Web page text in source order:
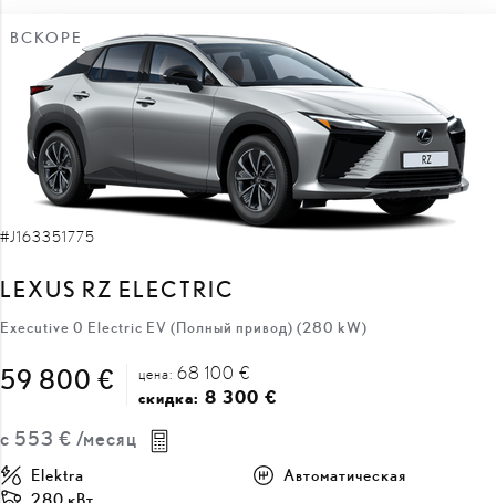
ВСКОРЕ
#J163351775
LEXUS RZ ELECTRIC
Executive 0 Electric EV (Полный привод) (280 kW)
59 800 € цена: 68 100 €
скидка: 8 300 €
с 553 € /месяц
Elektra
Автоматическая
280 кВт